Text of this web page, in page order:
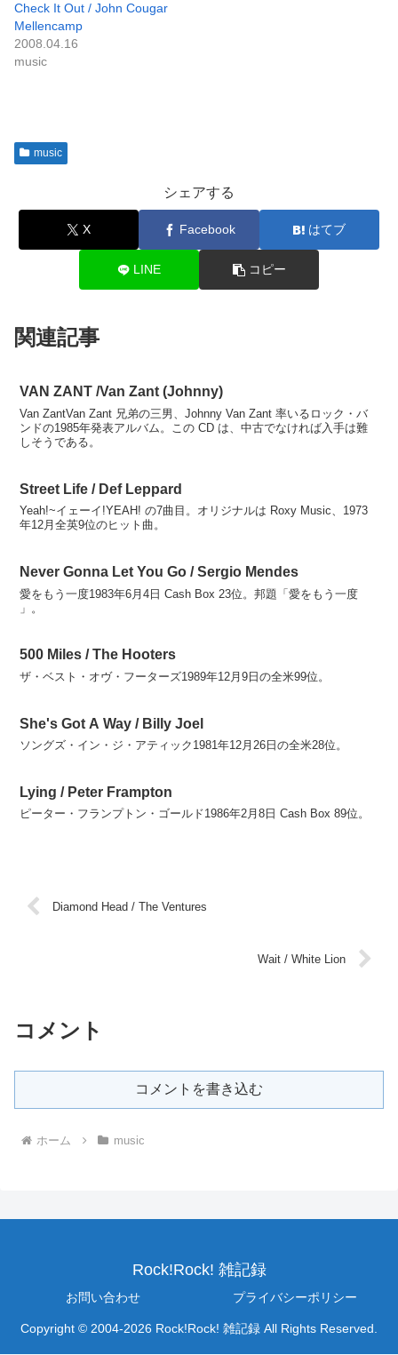
Check It Out / John Cougar
Mellencamp
2008.04.16
music
music
シェアする
X Facebook はてブ
LINE コピー
関連記事
VAN ZANT /Van Zant (Johnny)
Van ZantVan Zant 兄弟の三男、Johnny Van Zant 率いるロック・バ
ンドの1985年発表アルバム。この CD は、中古でなければ入手は難
しそうである。
Street Life / Def Leppard
Yeah!~イェーイ!YEAH! の7曲目。オリジナルは Roxy Music、1973
年12月全英9位のヒット曲。
Never Gonna Let You Go / Sergio Mendes
愛をもう一度1983年6月4日 Cash Box 23位。邦題「愛をもう一度
」。
500 Miles / The Hooters
ザ・ベスト・オヴ・フーターズ1989年12月9日の全米99位。
She's Got A Way / Billy Joel
ソングズ・イン・ジ・アティック1981年12月26日の全米28位。
Lying / Peter Frampton
ピーター・フランプトン・ゴールド1986年2月8日 Cash Box 89位。
Diamond Head / The Ventures
Wait / White Lion
コメント
コメントを書き込む
ホーム music
Rock!Rock! 雑記録
お問い合わせ プライバシーポリシー
Copyright © 2004-2026 Rock!Rock! 雑記録 All Rights Reserved.